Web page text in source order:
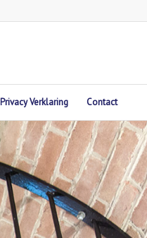
Privacy Verklaring Contact